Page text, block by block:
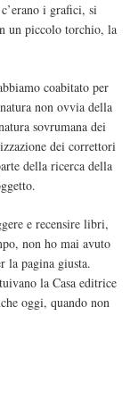
i grafici, si
un piccolo torchio, la
coabitato per
non ovvia della
sovrumana dei
dei correttori
della ricerca della
e recensire libri,
non ho mai avuto
la pagina giusta.
la Casa editrice
oggi, quando non